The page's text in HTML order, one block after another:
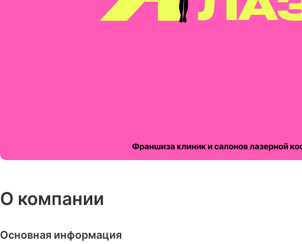
О компании
Основная информация